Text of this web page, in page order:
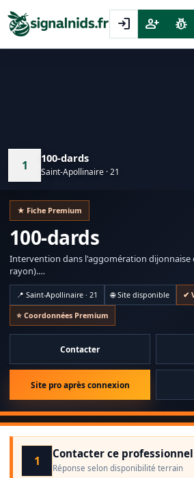
login person_add pest_control
1
100-dards
Saint-Apollinaire · 21
★ Fiche Premium
100-dards
Intervention dans l'aggomération dijonnaise
rayon).
J'ai signé une charte de bonne conduite avec
garantir une intervention dans le respect de
pouvez retrouver tous les avis sur Google
maps(https://maps.app.goo.gl/
Certibiocide / certification : 050107
Assurance professionnelle : Matmut
📍 Saint-Apollinaire · 21 🌐 Site disponible ✔
⭐ Coordonnées Premium
Contacter
Site pro après connexion
1 Contacter ce professionnel
Réponse selon disponibilité terrain